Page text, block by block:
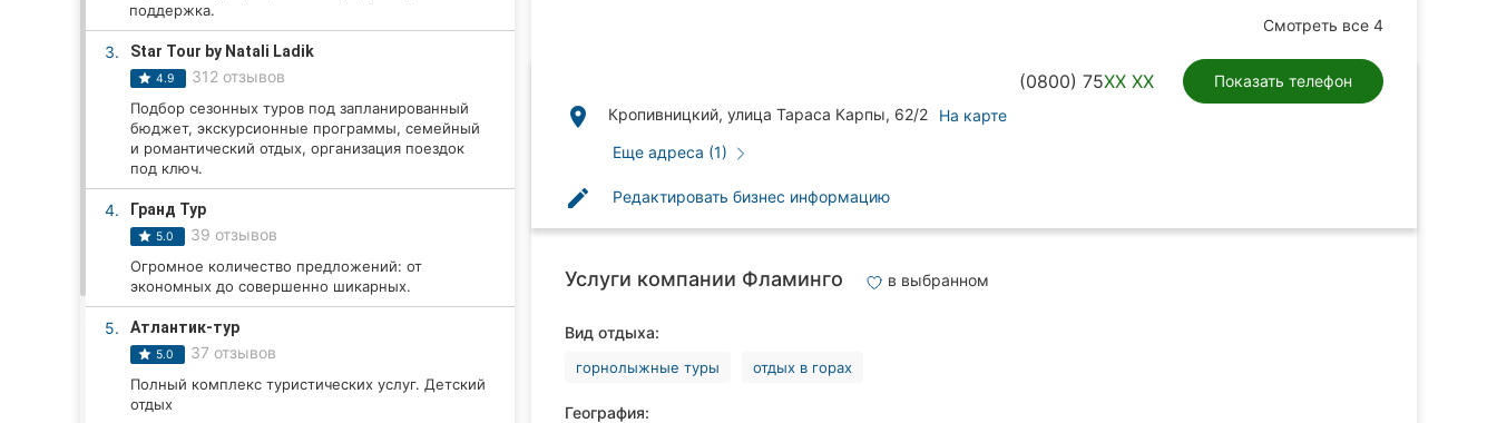
Все города:
Кропивницкий
Винница
Тернополь
Хмельницкий
поддержка.
3. Star Tour by Natali Ladik
4.9 312 отзывов
Подбор сезонных туров под запланированный
бюджет, экскурсионные программы, семейный
и романтический отдых, организация поездок
под ключ.
4. Гранд Тур
5.0 39 отзывов
Огромное количество предложений: от
экономных до совершенно шикарных.
5. Атлантик-тур
5.0 37 отзывов
Полный комплекс туристических услуг. Детский
отдых
Смотреть все 4
(0800) 75XX XX Показать телефон
place Кропивницкий, улица Тараса Карпы, 62/2
На карте
Еще адреса (1)
edit Редактировать бизнес информацию
Услуги компании Фламинго в выбранном
Вид отдыха:
горнолыжные туры отдых в горах
География: